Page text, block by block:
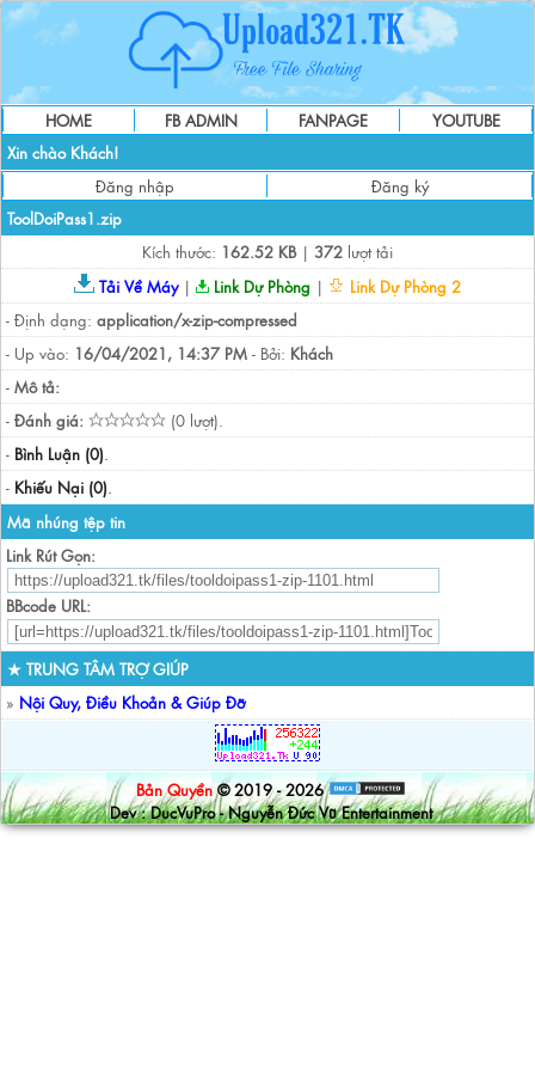
HOME FB ADMIN FANPAGE
YOUTUBE
Xin chào Khách!
Đăng nhập
Đăng ký
ToolDoiPass1.zip
Kích thước: 162.52 KB| 372 lượt tải
Tải Về Máy| Link Dự Phòng |
Link Dự Phòng 2
- Định dạng: application/x-zip-compressed
- Up vào: 16/04/2021, 14:37 PM - Bởi: Khách
- Mô tả:
- Đánh giá:
(0 lượt).
- Bình Luận (0).
- Khiếu Nại (0).
Mã nhúng tệp tin
Link Rút Gọn:
BBcode URL:
★ TRUNG TÂM TRỢ GIÚP
» Nội Quy, Điều Khoản & Giúp Đỡ
Bản Quyền © 2019 - 2026
Dev : DucVuPro - Nguyễn Đức Vũ Entertainment